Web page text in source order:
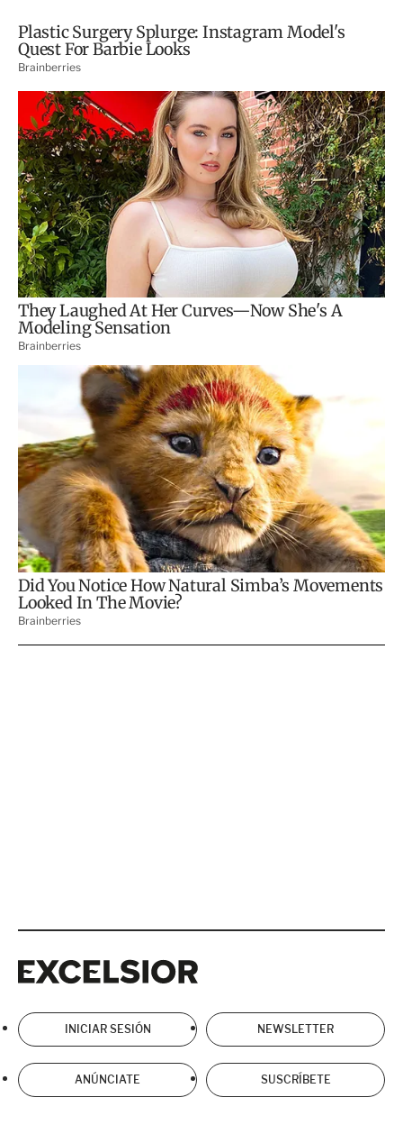
INICIAR SESIÓN NEWSLETTER
ANÚNCIATE SUSCRÍBETE